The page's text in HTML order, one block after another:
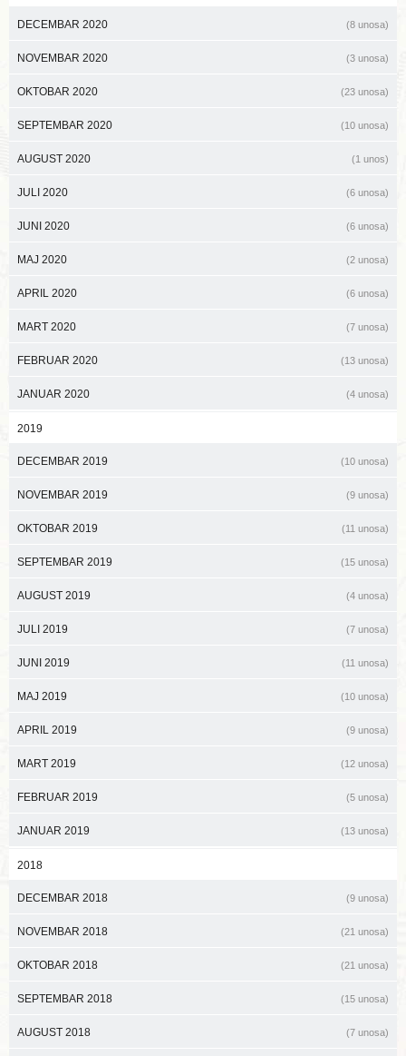
DECEMBAR 2020 (8 unosa)
NOVEMBAR 2020 (3 unosa)
OKTOBAR 2020 (23 unosa)
SEPTEMBAR 2020 (10 unosa)
AUGUST 2020 (1 unos)
JULI 2020 (6 unosa)
JUNI 2020 (6 unosa)
MAJ 2020 (2 unosa)
APRIL 2020 (6 unosa)
MART 2020 (7 unosa)
FEBRUAR 2020 (13 unosa)
JANUAR 2020 (4 unosa)
2019
DECEMBAR 2019 (10 unosa)
NOVEMBAR 2019 (9 unosa)
OKTOBAR 2019 (11 unosa)
SEPTEMBAR 2019 (15 unosa)
AUGUST 2019 (4 unosa)
JULI 2019 (7 unosa)
JUNI 2019 (11 unosa)
MAJ 2019 (10 unosa)
APRIL 2019 (9 unosa)
MART 2019 (12 unosa)
FEBRUAR 2019 (5 unosa)
JANUAR 2019 (13 unosa)
2018
DECEMBAR 2018 (9 unosa)
NOVEMBAR 2018 (21 unosa)
OKTOBAR 2018 (21 unosa)
SEPTEMBAR 2018 (15 unosa)
AUGUST 2018 (7 unosa)